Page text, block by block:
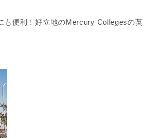
も便利！好立地のMercury Collegesの英